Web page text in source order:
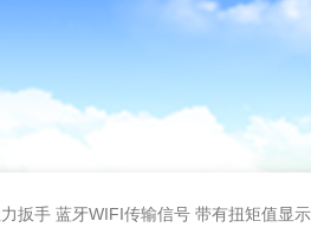
扳手 蓝牙WIFI传输信号 带有扭矩值显